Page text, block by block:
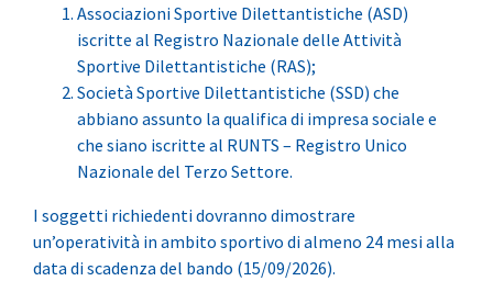
Associazioni Sportive Dilettantistiche (ASD)
iscritte al Registro Nazionale delle Attività
Sportive Dilettantistiche (RAS);
Società Sportive Dilettantistiche (SSD) che
abbiano assunto la qualifica di impresa sociale e
che siano iscritte al RUNTS – Registro Unico
Nazionale del Terzo Settore.
I soggetti richiedenti dovranno dimostrare
un’operatività in ambito sportivo di almeno 24 mesi alla
data di scadenza del bando (15/09/2026).